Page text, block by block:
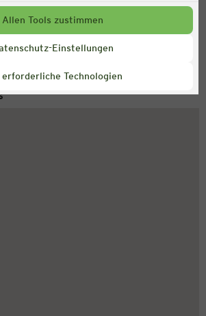
Allen Tools zustimmen
Einstellungen
erforderliche Technologien
/ 98 999 98